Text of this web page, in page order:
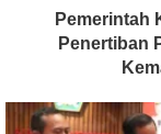
Pemerintah
Penertiban